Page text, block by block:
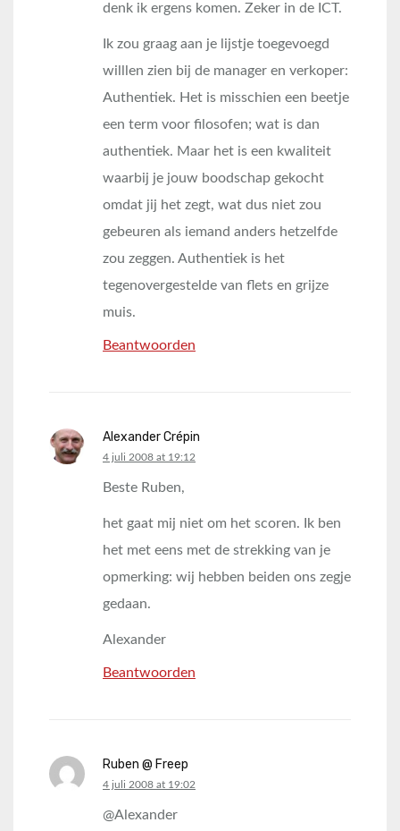
denk ik ergens komen. Zeker in de ICT.
Ik zou graag aan je lijstje toegevoegd
willlen zien bij de manager en verkoper:
Authentiek. Het is misschien een beetje
een term voor filosofen; wat is dan
authentiek. Maar het is een kwaliteit
waarbij je jouw boodschap gekocht
omdat jij het zegt, wat dus niet zou
gebeuren als iemand anders hetzelfde
zou zeggen. Authentiek is het
tegenovergestelde van flets en grijze
muis.
Beantwoorden
Alexander Crépin
says:
4 juli 2008 at 19:12
Beste Ruben,
het gaat mij niet om het scoren. Ik ben
het met eens met de strekking van je
opmerking: wij hebben beiden ons zegje
gedaan.
Alexander
Beantwoorden
Ruben @ Freep
says:
4 juli 2008 at 19:02
@Alexander